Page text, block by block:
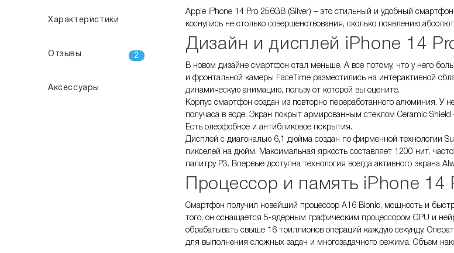
Характеристики
Отзывы 2
Аксессуары
Apple iPhone 14 Pro 256GB (Silver) – это стильный и удобный
коснулись не столько совершенствования, сколько появлению
Дизайн и дисплей iPhone 14
В новом дизайне смартфон стал меньше. А все потому, что у него
и фронтальной камеры FaceTime разместились на интерактивной
динамическую анимацию, пользу от которой вы оцените.
Корпус смартфон создан из повторно переработанного алюминия. У
получаса в воде. Экран покрыт армированным стеклом Ceramic
Есть олеофобное и антибликовое покрытия.
Дисплей с диагональю 6,1 дюйма создан по фирменной технологии
пикселей на дюйм. Максимальная яркость составляет 1200 нит,
палитру Р3. Впервые доступна технология всегда активного экрана
Процессор и память iPhone 14
Смартфон получил новейший процессор A16 Bionic, мощность и
того, он оснащается 5-ядерным графическим процессором GPU и
обрабатывать свыше 16 триллионов операций каждую секунду.
для выполнения сложных задач и многозадачного режима. Объем